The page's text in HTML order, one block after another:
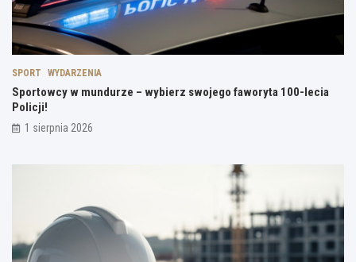
SPORT WYDARZENIA
Sportowcy w mundurze – wybierz swojego faworyta 100-lecia
Policji!
1 sierpnia 2026